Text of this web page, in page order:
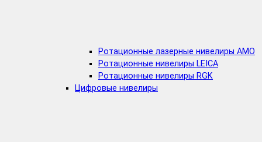
Ротационные лазерные нивелиры AMO
Ротационные нивелиры LEICA
Ротационные нивелиры RGK
Цифровые нивелиры